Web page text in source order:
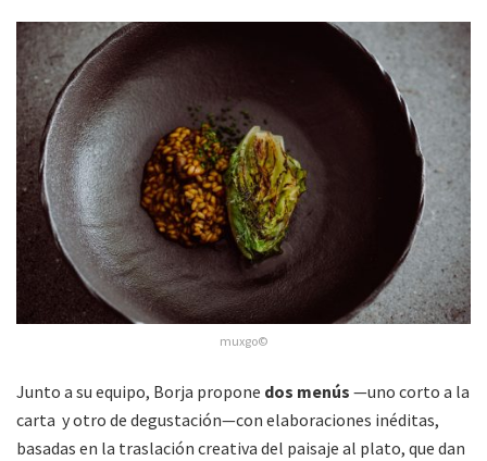
muxgo©
Junto a su equipo, Borja propone dos menús —uno corto a la
carta y otro de degustación—con elaboraciones inéditas,
basadas en la traslación creativa del paisaje al plato, que dan